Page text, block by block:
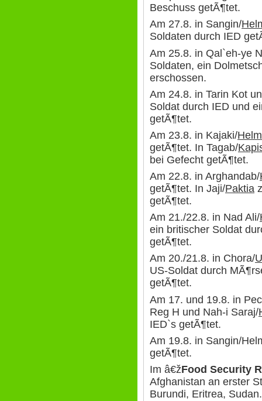
Beschuss getÃ¶tet.
Am 27.8. in Sangin/
Soldaten durch IED
Am 25.8. in Qal`eh-ye
Soldaten, ein
erschossen.
Am 24.8. in Tarin Kot
Soldat durch IED und
getÃ¶tet.
Am 23.8. in Kajaki/
getÃ¶tet. In Tagab/
bei Gefecht getÃ¶tet.
Am 22.8. in Arghandab/
getÃ¶tet. In Jaji/Paktia
getÃ¶tet.
Am 21./22.8. in Nad Ali/
ein britischer Soldat
getÃ¶tet.
Am 20./21.8. in Chora/
US-Soldat durch
getÃ¶tet.
Am 17. und 19.8. in
Reg H und Nah-i Saraj/
IED`s getÃ¶tet.
Am 19.8. in Sangin/
getÃ¶tet.
Im â€žFood Security
Afghanistan an erster
Burundi, Eritrea, Sudan.